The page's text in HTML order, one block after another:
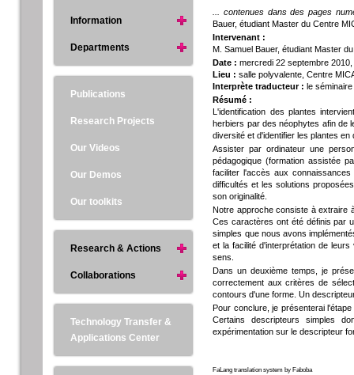
... contenues dans des pages
Bauer, étudiant Master du Centre
Intervenant :
M. Samuel Bauer, étudiant Master
Date : mercredi 22 septembre
Lieu : salle polyvalente, Centre
Interprète traducteur : le
Résumé :
L'identification des plantes
herbiers par des néophytes afin de
diversité et d'identifier les plantes en
Assister par ordinateur une
pédagogique (formation assistée
faciliter l'accès aux
difficultés et les solutions
son originalité.
Notre approche consiste à extraire
Ces caractères ont été définis par
simples que nous avons
et la facilité d'interprétation de
sens.
Dans un deuxième temps, je
correctement aux critères de
contours d'une forme. Un
Pour conclure, je présenterai
Certains descripteurs simples
expérimentation sur le descripteur
FaLang translation system by Faboba
Information
Departments
Publications
Research Projects
Our Videos
Our Demos
Our toolkits
Research & Actions
Collaborations
Technology Transfer &
Applications Center